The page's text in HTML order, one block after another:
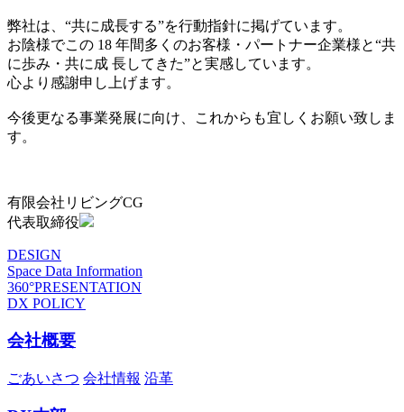
弊社は、“共に成長する”を行動指針に掲げています。
お陰様でこの 18 年間多くのお客様・パートナー企業様と“共
に歩み・共に成 長してきた”と実感しています。
心より感謝申し上げます。
今後更なる事業発展に向け、これからも宜しくお願い致しま
す。
有限会社リビングCG
代表取締役
DESIGN
Space Data Information
360°PRESENTATION
DX POLICY
会社概要
ごあいさつ 会社情報 沿革